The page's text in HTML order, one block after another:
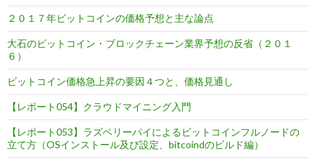
２０１７年ビットコインの価格予想と主な論点
大石のビットコイン・ブロックチェーン業界予想の反省（２０１
６）
ビットコイン価格急上昇の要因４つと、価格見通し
【レポート054】クラウドマイニング入門
【レポート053】ラズベリーパイによるビットコインフルノードの
立て方（OSインストール及び設定、bitcoindのビルド編）